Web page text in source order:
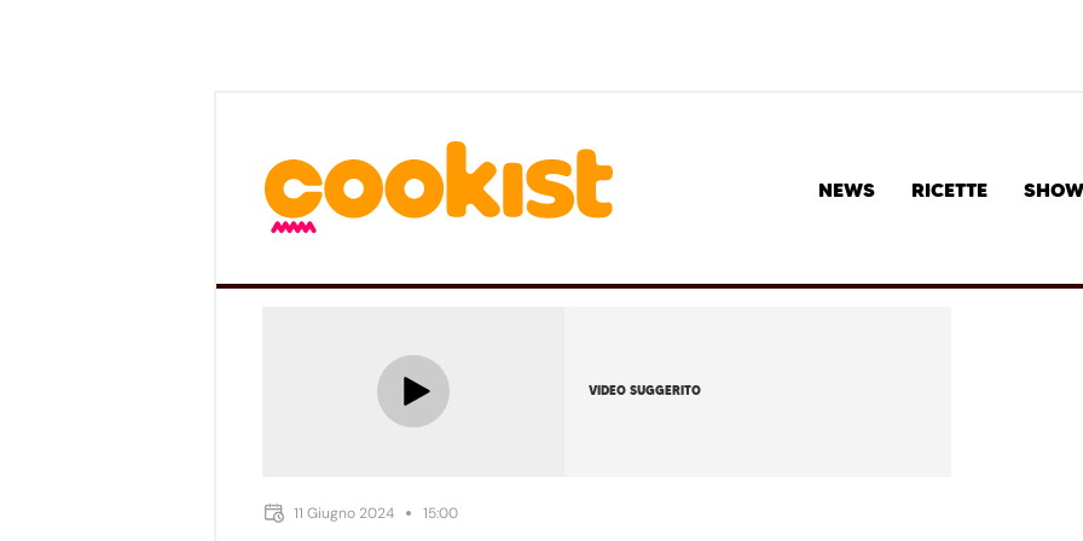
NEWS RICETTE SHOW
VIDEO SUGGERITO
11 Giugno 2024 15:00